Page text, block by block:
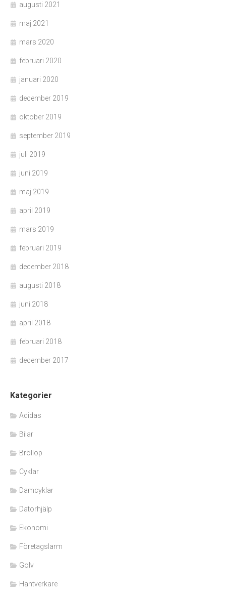
augusti 2021
maj 2021
mars 2020
februari 2020
januari 2020
december 2019
oktober 2019
september 2019
juli 2019
juni 2019
maj 2019
april 2019
mars 2019
februari 2019
december 2018
augusti 2018
juni 2018
april 2018
februari 2018
december 2017
Kategorier
Adidas
Bilar
Bröllop
Cyklar
Damcyklar
Datorhjälp
Ekonomi
Företagslarm
Golv
Hantverkare